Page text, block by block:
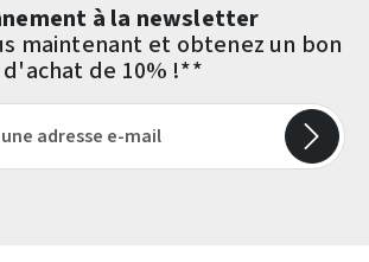
à la newsletter
maintenant et obtenez un bon
d'achat de 10% !**